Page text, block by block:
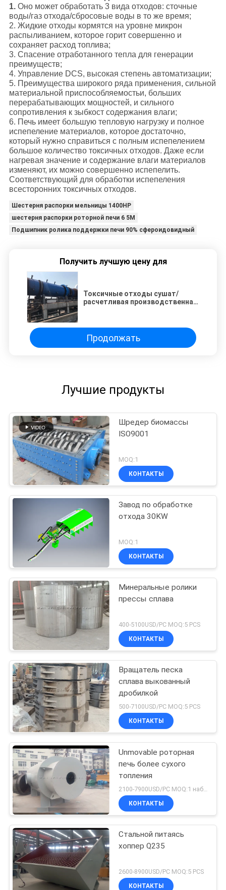
1. Оно может обработать 3 вида отходов: сточные
воды/газ отхода/сбросовые воды в то же время;
2. Жидкие отходы кормятся на уровне микрон
распыливанием, которое горит совершенно и
сохраняет расход топлива;
3. Спасение отработанного тепла для генерации
преимуществ;
4. Управление DCS, высокая степень автоматизации;
5. Преимущества широкого ряда применения, сильной
материальной приспособляемостьи, больших
перерабатывающих мощностей, и сильного
сопротивления к зыбкост содержания влаги;
6. Печь имеет большую тепловую нагрузку и полное
испепеление материалов, которое достаточно,
который нужно справиться с полным испепелением
большое количество токсичных отходов. Даже если
нагревая значение и содержание влаги материалов
изменяют, их можно совершенно испепелить.
Соответствующий для обработки испепеления
всесторонних токсичных отходов.
Шестерня распорки мельницы 1400HP
шестерня распорки роторной печи 6 5M
Подшипник ролика поддержки печи 90% сфероидовидный
Получить лучшую цену для
Токсичные отходы сушат/
расчетливая производственная
Продолжать
Лучшие продукты
Шредер биомассы
ISO9001
MOQ:1
КОНТАКТЫ
Завод по обработке
отхода 30KW
MOQ:1
КОНТАКТЫ
Минеральные ролики
прессы сплава
400-5100USD/PC MOQ:5 PCS
КОНТАКТЫ
Вращатель песка
сплава выкованный
дробилкой
500-7100USD/PC MOQ:5 PCS
КОНТАКТЫ
Unmovable роторная
печь более сухого
топления
2100-7900USD/PC MOQ:1 набор
КОНТАКТЫ
Стальной питаясь
хоппер Q235
2600-8900USD/PC MOQ:5 PCS
КОНТАКТЫ